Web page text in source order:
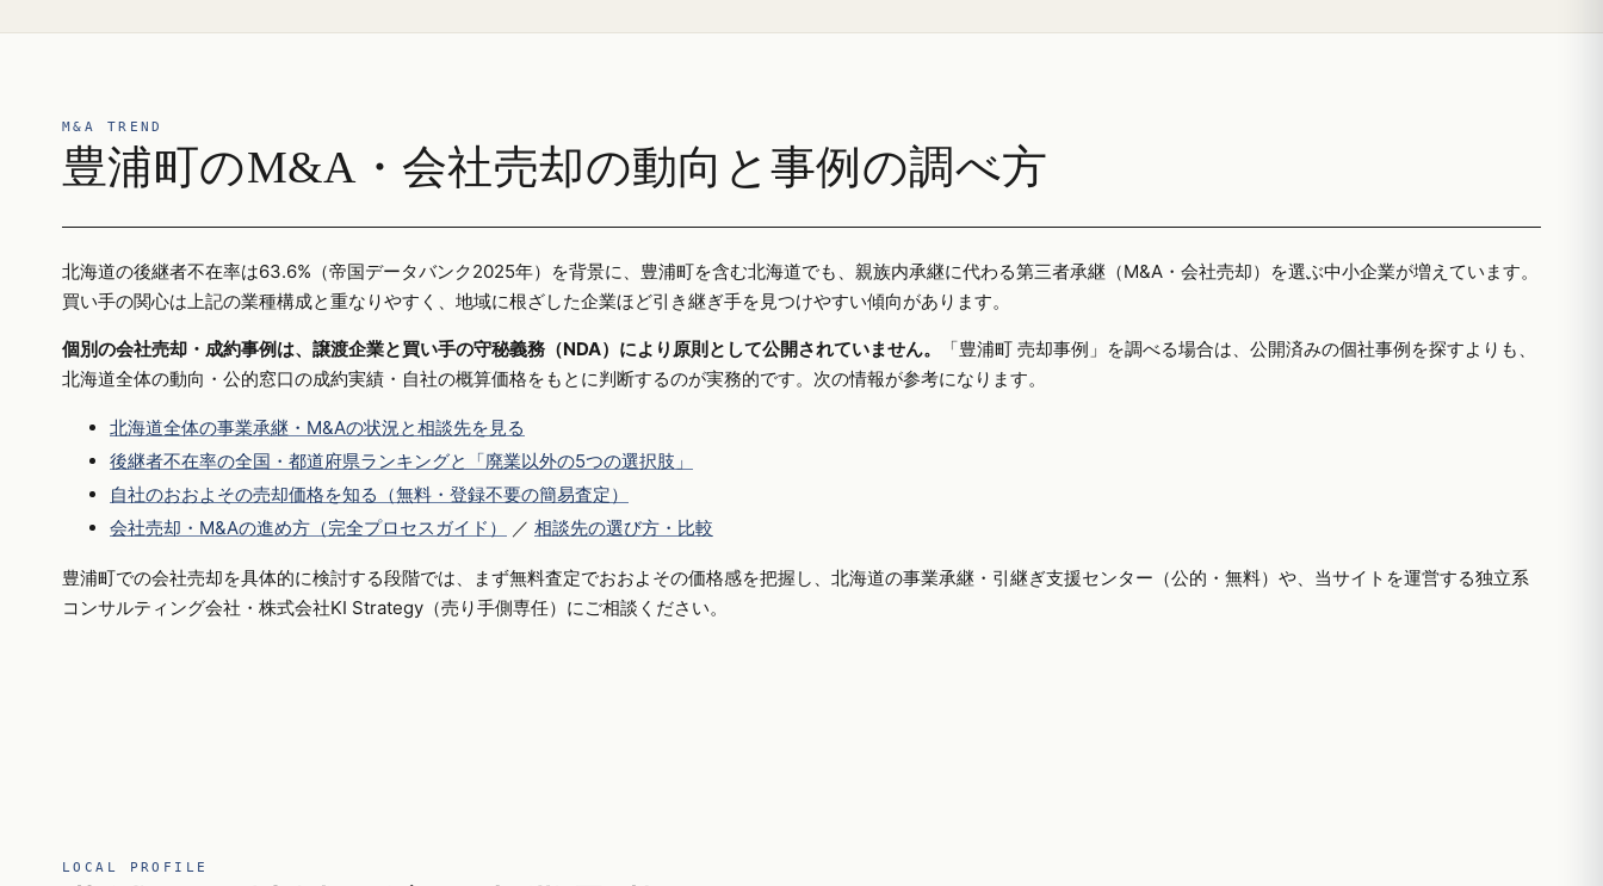
M&A TREND
豊浦町のM&A・会社売却の動向と事例の調べ方
北海道の後継者不在率は63.6%（帝国データバンク2025年）を背景に、豊浦町を含む北海道でも、親族内承継に代わる第三者承継（M&A・会社売却）を選ぶ中小企業が増えています。
買い手の関心は上記の業種構成と重なりやすく、地域に根ざした企業ほど引き継ぎ手を見つけやすい傾向があります。
個別の会社売却・成約事例は、譲渡企業と買い手の守秘義務（NDA）により原則として公開されていません。
「豊浦町 売却事例」を調べる場合は、公開済みの個社事例を探すよりも、
北海道全体の動向・公的窓口の成約実績・自社の概算価格をもとに判断するのが実務的です。次の情報が参考になります。
北海道全体の事業承継・M&Aの状況と相談先を見る
後継者不在率の全国・都道府県ランキングと「廃業以外の5つの選択肢」
自社のおおよその売却価格を知る（無料・登録不要の簡易査定）
会社売却・M&Aの進め方（完全プロセスガイド）
／ 相談先の選び方・比較
豊浦町での会社売却を具体的に検討する段階では、まず無料査定でおおよその価格感を把握し、北海道の事業承継・引継ぎ支援センター（公的・無料）や、当サイトを運営する独立系
コンサルティング会社・株式会社KI Strategy（売り手側専任）にご相談ください。
LOCAL PROFILE